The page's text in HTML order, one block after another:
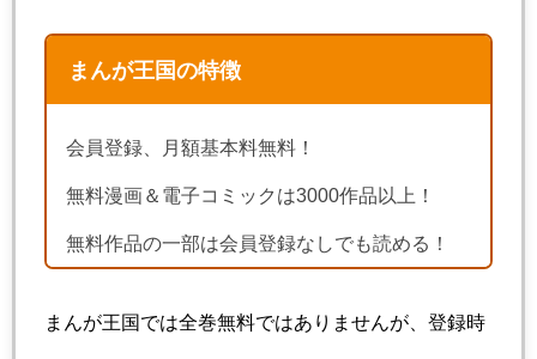
まんが王国の特徴
会員登録、月額基本料無料！
無料漫画＆電子コミックは3000作品以上！
無料作品の一部は会員登録なしでも読める！
まんが王国では全巻無料ではありませんが、登録時